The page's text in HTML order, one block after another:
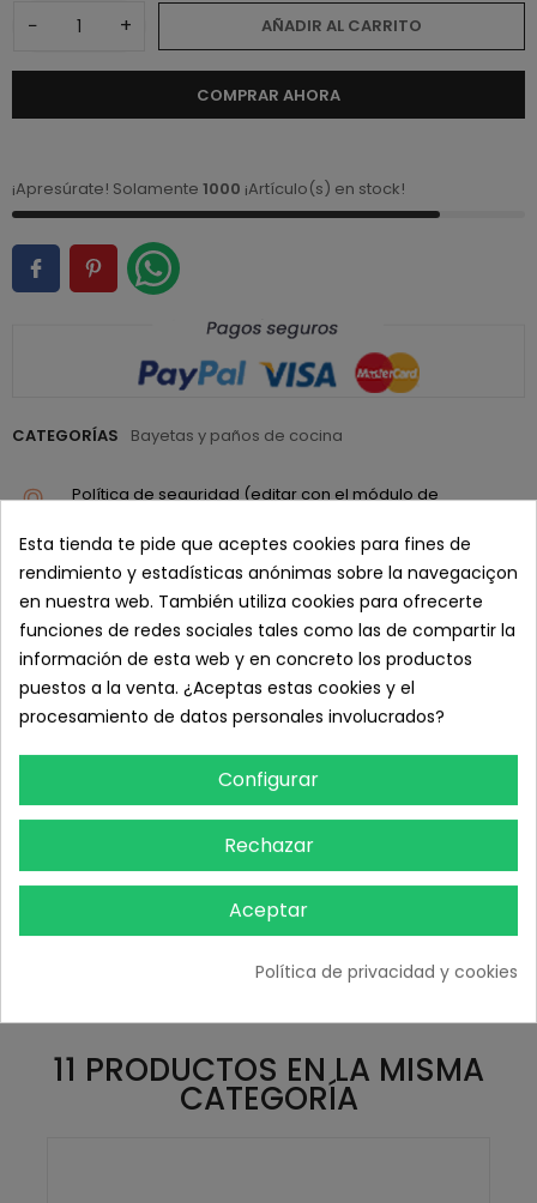
− + AÑADIR AL CARRITO
COMPRAR AHORA
¡Apresúrate! Solamente 1000 ¡Artículo(s) en stock!
CATEGORÍAS Bayetas y paños de cocina
Política de seguridad (editar con el módulo de
Política de entrega (editar con el módulo de Información
de seguridad y confianza para el cliente)
Política de devolución (editar con el módulo de
Información de seguridad y confianza para el cliente)
DETALLES DEL PRODUCTO
AP-0171PACK
En stock
1000 Artículos
RESEÑAS
11 PRODUCTOS EN LA MISMA
CATEGORÍA
Esta tienda te pide que aceptes cookies para fines de
rendimiento y estadísticas anónimas sobre la navegaciçon
en nuestra web. También utiliza cookies para ofrecerte
funciones de redes sociales tales como las de compartir la
información de esta web y en concreto los productos
puestos a la venta. ¿Aceptas estas cookies y el
procesamiento de datos personales involucrados?
Configurar
Rechazar
Aceptar
Política de privacidad y cookies